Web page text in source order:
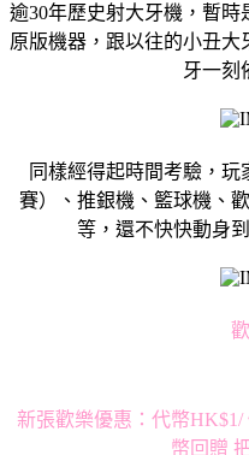
逾30年歷史射大牙機，暫
原版機器，跟以往的小丑
牙一刻
同樣經得起時間考驗，
賽）、推銀機、籃球機、
等，還不快快動身
新張歡樂優惠：代幣
幣回贈